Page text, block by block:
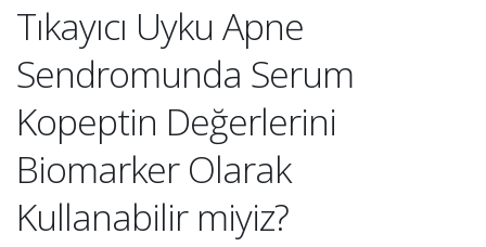
Tıkayıcı Uyku Apne
Sendromunda Serum
Kopeptin Değerlerini
Biomarker Olarak
Kullanabilir miyiz?